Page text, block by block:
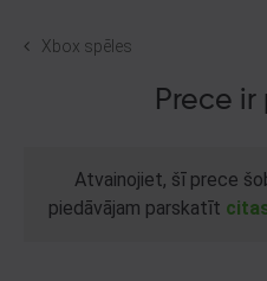
Xbox spēles
Prece
Atvainojiet, šī prece
piedāvājam parskatīt